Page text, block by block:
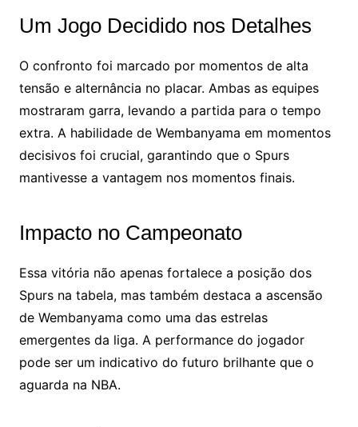
Um Jogo Decidido nos Detalhes
O confronto foi marcado por momentos de alta
tensão e alternância no placar. Ambas as equipes
mostraram garra, levando a partida para o tempo
extra. A habilidade de Wembanyama em momentos
decisivos foi crucial, garantindo que o Spurs
mantivesse a vantagem nos momentos finais.
Impacto no Campeonato
Essa vitória não apenas fortalece a posição dos
Spurs na tabela, mas também destaca a ascensão
de Wembanyama como uma das estrelas
emergentes da liga. A performance do jogador
pode ser um indicativo do futuro brilhante que o
aguarda na NBA.